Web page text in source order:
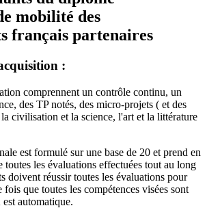
mobilité des
français partenaires
:
comprennent un contrôle continu, un
des TP notés, des micro-projets ( et des
civilisation et la science, l'art et la littérature
est formulé sur une base de 20 et prend en
toutes les évaluations effectuées tout au long
doivent réussir toutes les évaluations pour
que toutes les compétences visées sont
automatique.